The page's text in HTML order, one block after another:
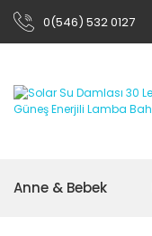
0(546) 532 0127
Anne & Bebek